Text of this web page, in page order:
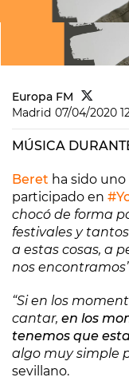
Europa FM
Madrid 07/04/2020
MÚSICA
Beret ha sido
participado en
chocó de forma
festivales y
a estas cosas, a
nos
“Si en los
cantar, en los
tenemos que
algo muy simple
sevillano.